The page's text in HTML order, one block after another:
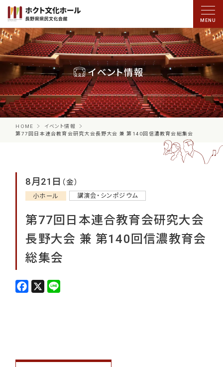
イベント情報
HOME
イベント情報
第77回日本連合教育会研究大会長野大会 兼 第140回信濃教育会総集会
8月21日 （金）
小ホール 講演会・シンポジウム
第77回日本連合教育会研究大会
長野大会 兼 第140回信濃教育会
総集会
F
a
X